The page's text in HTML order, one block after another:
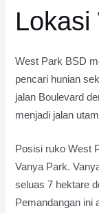
Lokasi
West Park BSD
pencari hunian
jalan Boulevard
menjadi jalan
Posisi ruko West
Vanya Park.
seluas 7 hektare
Pemandangan ini